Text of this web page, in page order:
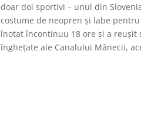
doar doi sportivi – unul din
costume de neopren şi labe
înotat încontinuu 18 ore şi a reuşit
îngheţate ale Canalului Mânecii,